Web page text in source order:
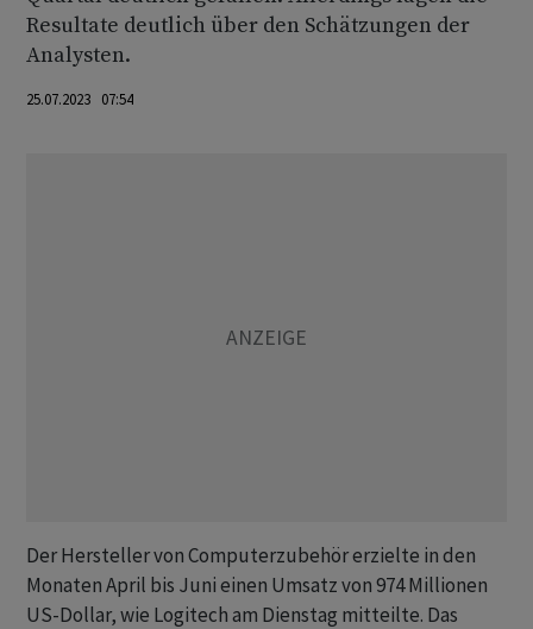
Resultate deutlich über den Schätzungen der
Analysten.
25.07.2023 07:54
Der Hersteller von Computerzubehör erzielte in den
Monaten April bis Juni einen Umsatz von 974 Millionen
US-Dollar, wie Logitech am Dienstag mitteilte. Das